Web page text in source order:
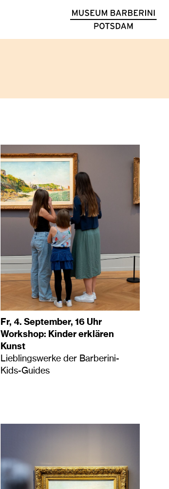
Fr, 4. September, 16 Uhr
Workshop: Kinder erklären
Kunst
Lieblingswerke der Barberini-
Kids-Guides